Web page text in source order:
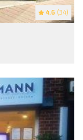
4.6 (34)